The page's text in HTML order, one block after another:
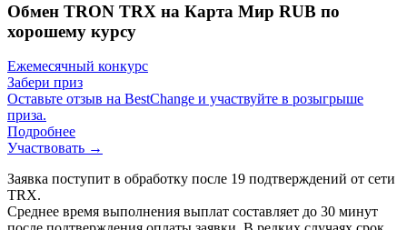
Обмен TRON TRX на Карта Мир RUB по
хорошему курсу
Ежемесячный конкурс
Забери приз
Оставьте отзыв на BestChange и участвуйте в розыгрыше
приза.
Подробнее
Участвовать →
Заявка поступит в обработку после 19 подтверждений от сети
TRX.
Среднее время выполнения выплат составляет до 30 минут